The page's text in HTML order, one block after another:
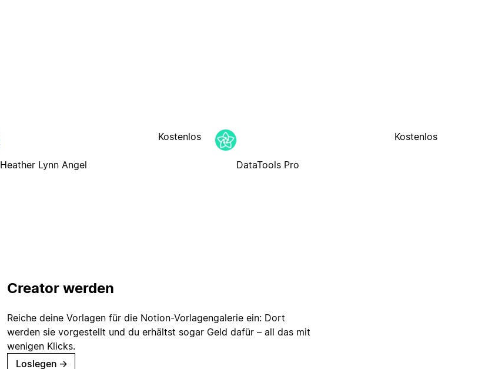
Heather Lynn Angel
Kostenlos
DataTools Pro
Kostenlos
Creator werden
Reiche deine Vorlagen für die Notion-Vorlagengalerie ein: Dort
werden sie vorgestellt und du erhältst sogar Geld dafür – all das mit
wenigen Klicks.
Loslegen →